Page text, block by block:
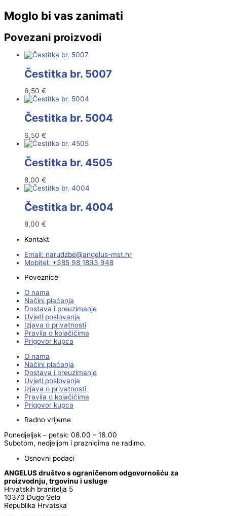
Moglo bi vas zanimati
Povezani proizvodi
Čestitka br. 5007
6,50 €
Čestitka br. 5004
6,50 €
Čestitka br. 4505
8,00 €
Čestitka br. 4004
8,00 €
Kontakt
Email:
rh.tsm-sulegna
@ebzduran
Mobitel: +385 98 1893 948
Poveznice
O nama
Načini plaćanja
Dostava i preuzimanje
Uvjeti poslovanja
Izjava o privatnosti
Pravila o kolačićima
Prigovor kupca
O nama
Načini plaćanja
Dostava i preuzimanje
Uvjeti poslovanja
Izjava o privatnosti
Pravila o kolačićima
Prigovor kupca
Radno vrijeme
Ponedjeljak – petak: 08.00 – 16.00
Subotom, nedjeljom i praznicima ne radimo.
Osnovni podaci
ANGELUS društvo s ograničenom odgovornošću za
proizvodnju, trgovinu i usluge
Hrvatskih branitelja 5
10370 Dugo Selo
Republika Hrvatska